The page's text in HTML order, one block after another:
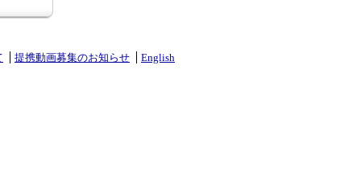
提携動画募集のお知らせ English